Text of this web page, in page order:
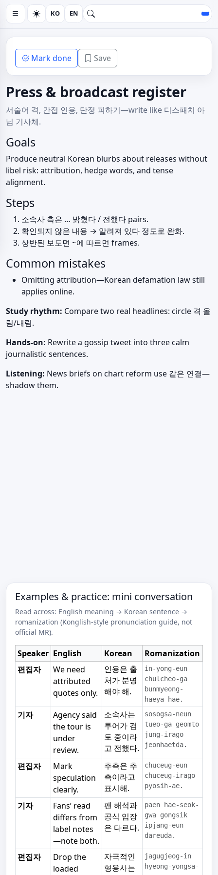
KO EN
Mark done Save
Press & broadcast register
서술어 격, 간접 인용, 단정 피하기—write like 디스패치 아
님 기사체.
Goals
Produce neutral Korean blurbs about releases without
libel risk: attribution, hedge words, and tense
alignment.
Steps
소속사 측은 … 밝혔다 / 전했다 pairs.
확인되지 않은 내용 → 알려져 있다 정도로 완화.
상반된 보도면 ~에 따르면 frames.
Common mistakes
Omitting attribution—Korean defamation law still
applies online.
Study rhythm: Compare two real headlines: circle 격 올
림/내림.
Hands-on: Rewrite a gossip tweet into three calm
journalistic sentences.
Listening: News briefs on chart reform use 같은 연결—
shadow them.
Examples & practice: mini conversation
Read across: English meaning → Korean sentence →
romanization (Konglish-style pronunciation guide, not
official MR).
Speaker English Korean
Romanization
편집자
We need
attributed
quotes only.
인용은 출
처가 분명
해야 해.
in-yong-eun
chulcheo-ga
bunmyeong-
haeya hae.
기자
Agency said
the tour is
under
review.
소속사는
투어가 검
토 중이라
고 전했다.
sosogsa-neun
tueo-ga geomto
jung-irago
jeonhaetda.
편집자
Mark
speculation
clearly.
추측은 추
측이라고
표시해.
chuceug-eun
chuceug-irago
pyosih-ae.
기자
Fans’ read
differs from
label notes
—note both.
팬 해석과
공식 입장
은 다르다.
paen hae-seok-
gwa gongsik
ipjang-eun
dareuda.
편집자
Drop the
loaded
자극적인
형용사는
jagugjeog-in
hyeong-yongsa-